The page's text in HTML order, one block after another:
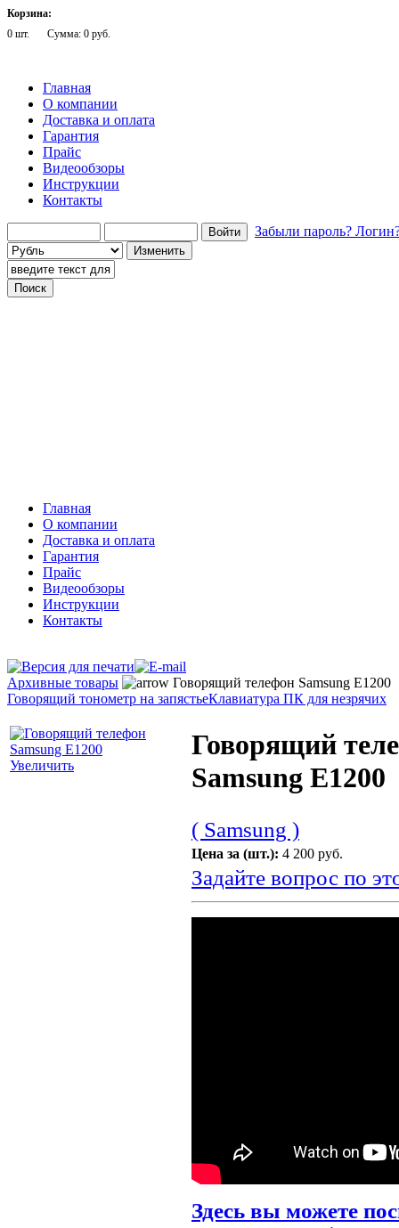
Корзина:
0 шт.
Сумма: 0 руб.
Главная
О компании
Доставка и оплата
Гарантия
Прайс
Видеообзоры
Инструкции
Контакты
Забыли пароль?
Главная
О компании
Доставка и оплата
Гарантия
Прайс
Видеообзоры
Инструкции
Контакты
Архивные товары
Говорящий телефон Samsung E1200
Говорящий тонометр на запястьеКлавиатура ПК для незрячих
Увеличить
Говорящий
Samsung E1200
( Samsung )
Цена за (шт.): 4 200 руб.
Задайте вопрос по
Здесь вы можете